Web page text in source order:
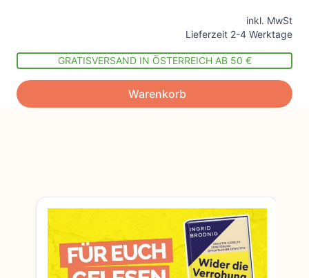
inkl. MwSt
Lieferzeit 2-4 Werktage
GRATISVERSAND IN ÖSTERREICH AB 50 €
Warenkorb